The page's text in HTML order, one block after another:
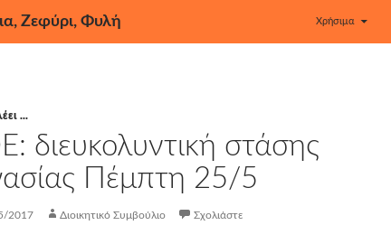
Ζεφύρι, Φυλή Χρήσιμα
...
διευκολυντική στάσης
Πέμπτη 25/5
2017 Διοικητικό Συμβούλιο Σχολιάστε